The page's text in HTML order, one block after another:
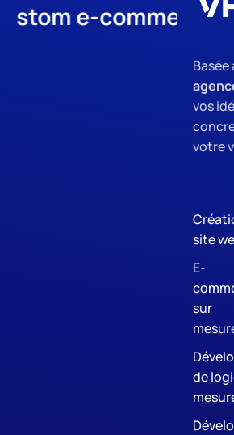
e-commerce
vos
votre
site
E-
sur
de